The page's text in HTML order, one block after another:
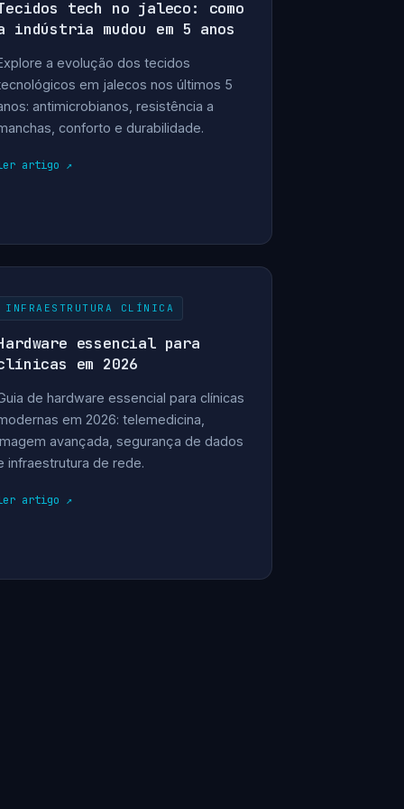
tech no jaleco: como
indústria mudou em 5 anos
a evolução dos tecidos
em jalecos nos últimos 5
antimicrobianos, resistência a
conforto e durabilidade.
artigo
INFRAESTRUTURA CLÍNICA
essencial para
em 2026
de hardware essencial para clínicas
em 2026: telemedicina,
avançada, segurança de dados
infraestrutura de rede.
artigo